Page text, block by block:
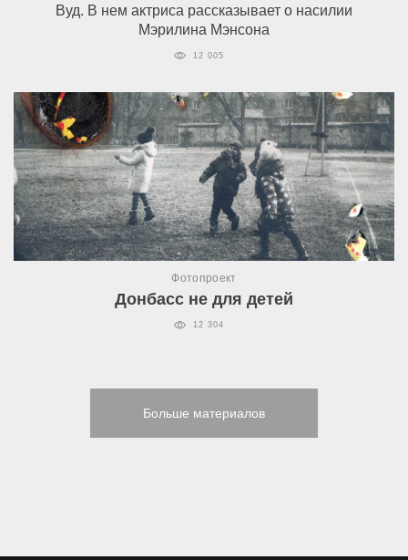
Вуд. В нем актриса рассказывает о насилии
Мэрилина Мэнсона
12 005
Фотопроект
Донбасс не для детей
12 304
Больше материалов